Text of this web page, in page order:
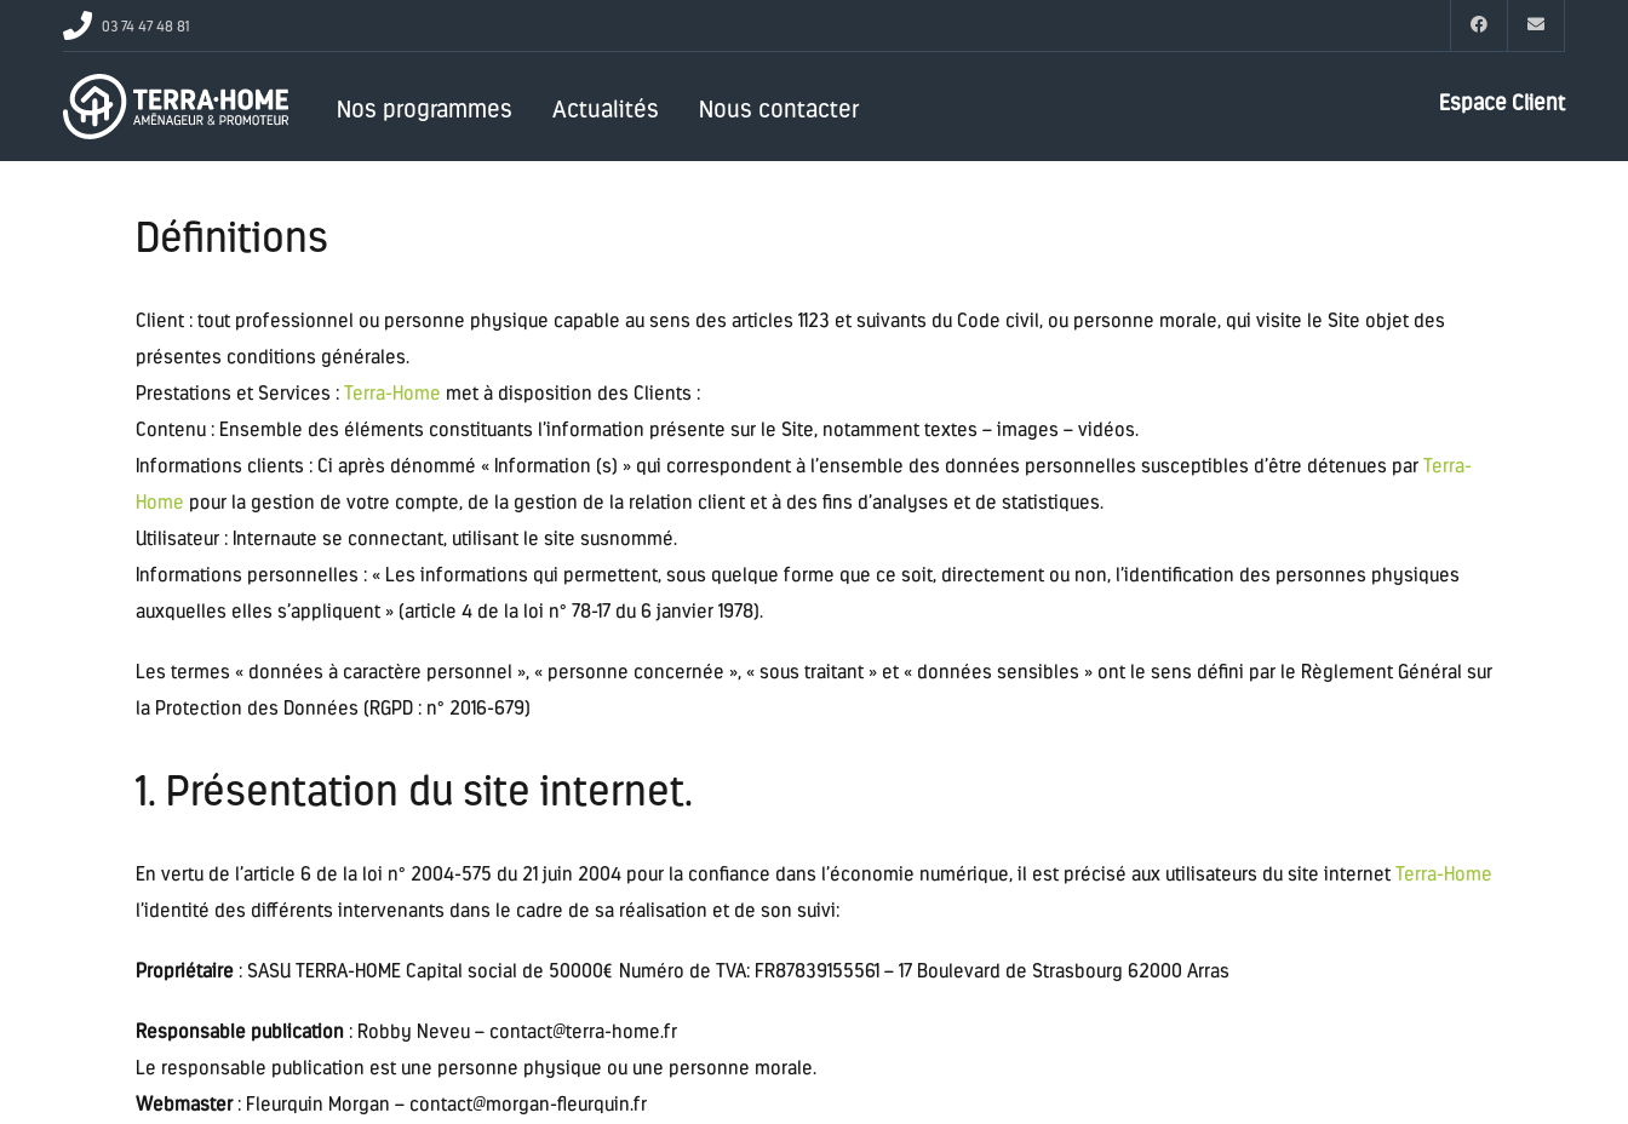
03 74 47 48 81
Nos programmes Actualités Nous contacter Espace Client
Définitions
Client : tout professionnel ou personne physique capable au sens des articles 1123 et suivants du Code civil, ou personne morale, qui visite le Site objet des
présentes conditions générales.
Prestations et Services : Terra-Home met à disposition des Clients :
Contenu : Ensemble des éléments constituants l’information présente sur le Site, notamment textes – images – vidéos.
Informations clients : Ci après dénommé « Information (s) » qui correspondent à l’ensemble des données personnelles susceptibles d’être détenues par Terra-
Home pour la gestion de votre compte, de la gestion de la relation client et à des fins d’analyses et de statistiques.
Utilisateur : Internaute se connectant, utilisant le site susnommé.
Informations personnelles : « Les informations qui permettent, sous quelque forme que ce soit, directement ou non, l’identification des personnes physiques
auxquelles elles s’appliquent » (article 4 de la loi n° 78-17 du 6 janvier 1978).
Les termes « données à caractère personnel », « personne concernée », « sous traitant » et « données sensibles » ont le sens défini par le Règlement Général sur
la Protection des Données (RGPD : n° 2016-679)
1. Présentation du site internet.
En vertu de l’article 6 de la loi n° 2004-575 du 21 juin 2004 pour la confiance dans l’économie numérique, il est précisé aux utilisateurs du site internet Terra-Home
l’identité des différents intervenants dans le cadre de sa réalisation et de son suivi:
Propriétaire : SASU TERRA-HOME Capital social de 50000€ Numéro de TVA: FR87839155561 – 17 Boulevard de Strasbourg 62000 Arras
Responsable publication : Robby Neveu – contact@terra-home.fr
Le responsable publication est une personne physique ou une personne morale.
Webmaster: Fleurquin Morgan – contact@morgan-fleurquin.fr